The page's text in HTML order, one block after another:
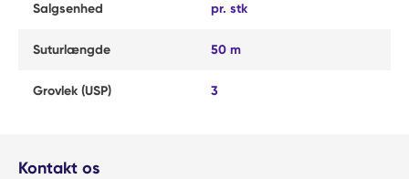
Salgsenhed pr. stk
Suturlængde 50 m
Grovlek (USP) 3
Kontakt os